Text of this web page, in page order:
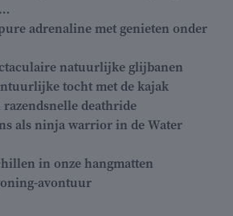
adrenaline met genieten onder
natuurlijke glijbanen
tocht met de kajak
razendsnelle deathride
als ninja warrior in de Water
in onze hangmatten
avontuur